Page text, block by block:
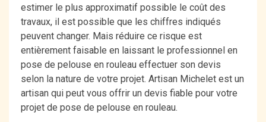
estimer le plus approximatif possible le coût des
travaux, il est possible que les chiffres indiqués
peuvent changer. Mais réduire ce risque est
entièrement faisable en laissant le professionnel en
pose de pelouse en rouleau effectuer son devis
selon la nature de votre projet. Artisan Michelet est un
artisan qui peut vous offrir un devis fiable pour votre
projet de pose de pelouse en rouleau.